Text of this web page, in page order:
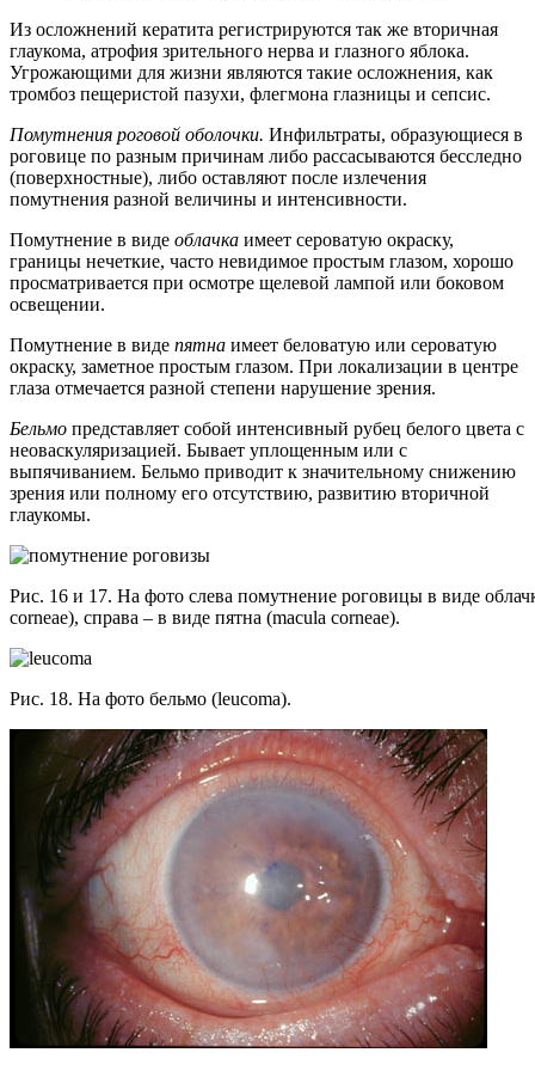
Из осложнений кератита регистрируются так же вторичная
глаукома, атрофия зрительного нерва и глазного яблока.
Угрожающими для жизни являются такие осложнения, как
тромбоз пещеристой пазухи, флегмона глазницы и сепсис.
Помутнения роговой оболочки. Инфильтраты, образующиеся в
роговице по разным причинам либо рассасываются бесследно
(поверхностные), либо оставляют после излечения
помутнения разной величины и интенсивности.
Помутнение в виде облачка имеет сероватую окраску,
границы нечеткие, часто невидимое простым глазом, хорошо
просматривается при осмотре щелевой лампой или боковом
освещении.
Помутнение в виде пятна имеет беловатую или сероватую
окраску, заметное простым глазом. При локализации в центре
глаза отмечается разной степени нарушение зрения.
Бельмо представляет собой интенсивный рубец белого цвета с
неоваскуляризацией. Бывает уплощенным или с
выпячиванием. Бельмо приводит к значительному снижению
зрения или полному его отсутствию, развитию вторичной
глаукомы.
Рис. 16 и 17. На фото слева помутнение роговицы в виде
corneae), справа – в виде пятна (macula corneae).
Рис. 18. На фото бельмо (leucoma).